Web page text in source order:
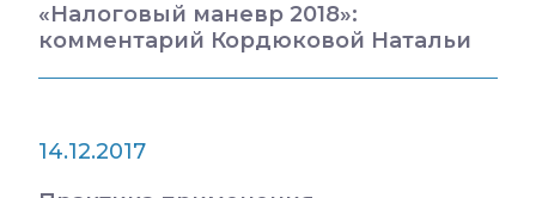
«Налоговый маневр 2018»:
комментарий Кордюковой Натальи
14.12.2017